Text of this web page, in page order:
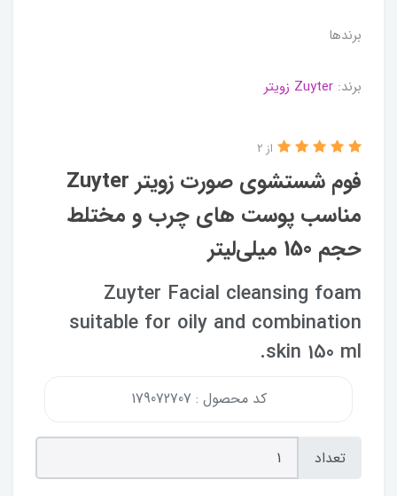
برندها
برند: Zuyter زویتر
فوم شستشوی صورت زویتر Zuyter
مناسب پوست های چرب و مختلط
حجم 150 میلی‌لیتر
از 2
Zuyter Facial cleansing foam
suitable for oily and combination
skin 150 ml.
کد محصول : 179072707
تعداد